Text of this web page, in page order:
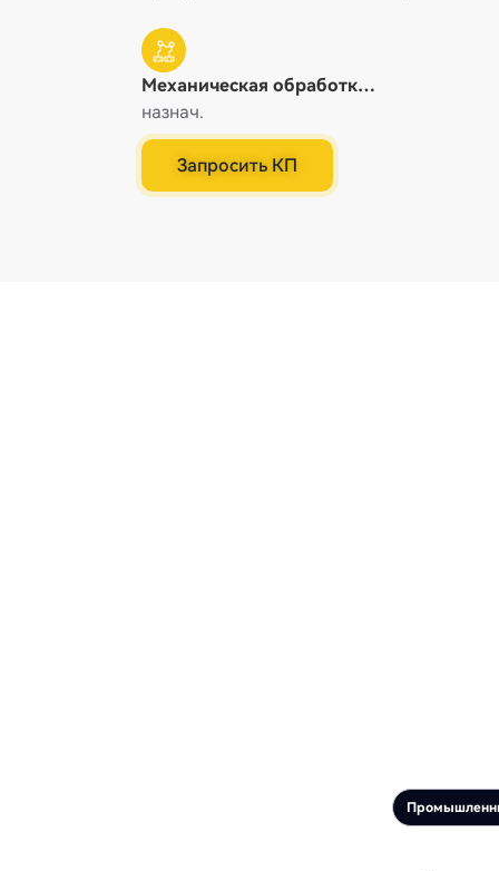
Механическая обработка
/ Машинная обработка /
Полировка, Нанесение /
Покраска / Склеивание,
Погрузка / Разгрузка,
назнач.
Запросить КП